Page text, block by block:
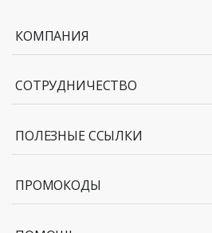
КОМПАНИЯ
СОТРУДНИЧЕСТВО
ПОЛЕЗНЫЕ ССЫЛКИ
ПРОМОКОДЫ